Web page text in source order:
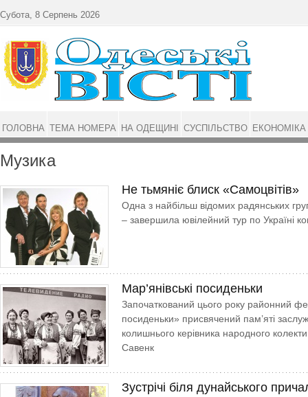
Музика
Не тьмяніє блиск «Самоцвітів»
Одна з найбільш відомих радянських
– завершила ювілейний тур по Україні
Мар’янівські посиденьки
Започаткований цього року районний
посиденьки» присвячений пам’яті
колишнього керівника народного
Савенк
Зустрічі біля дунайського
Субота, 8 Серпень 2026
ГОЛОВНА ТЕМА НОМЕРА НА ОДЕЩИНІ СУСПІЛЬСТВО ЕКОНОМІКА